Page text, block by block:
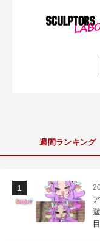
週間ランキング